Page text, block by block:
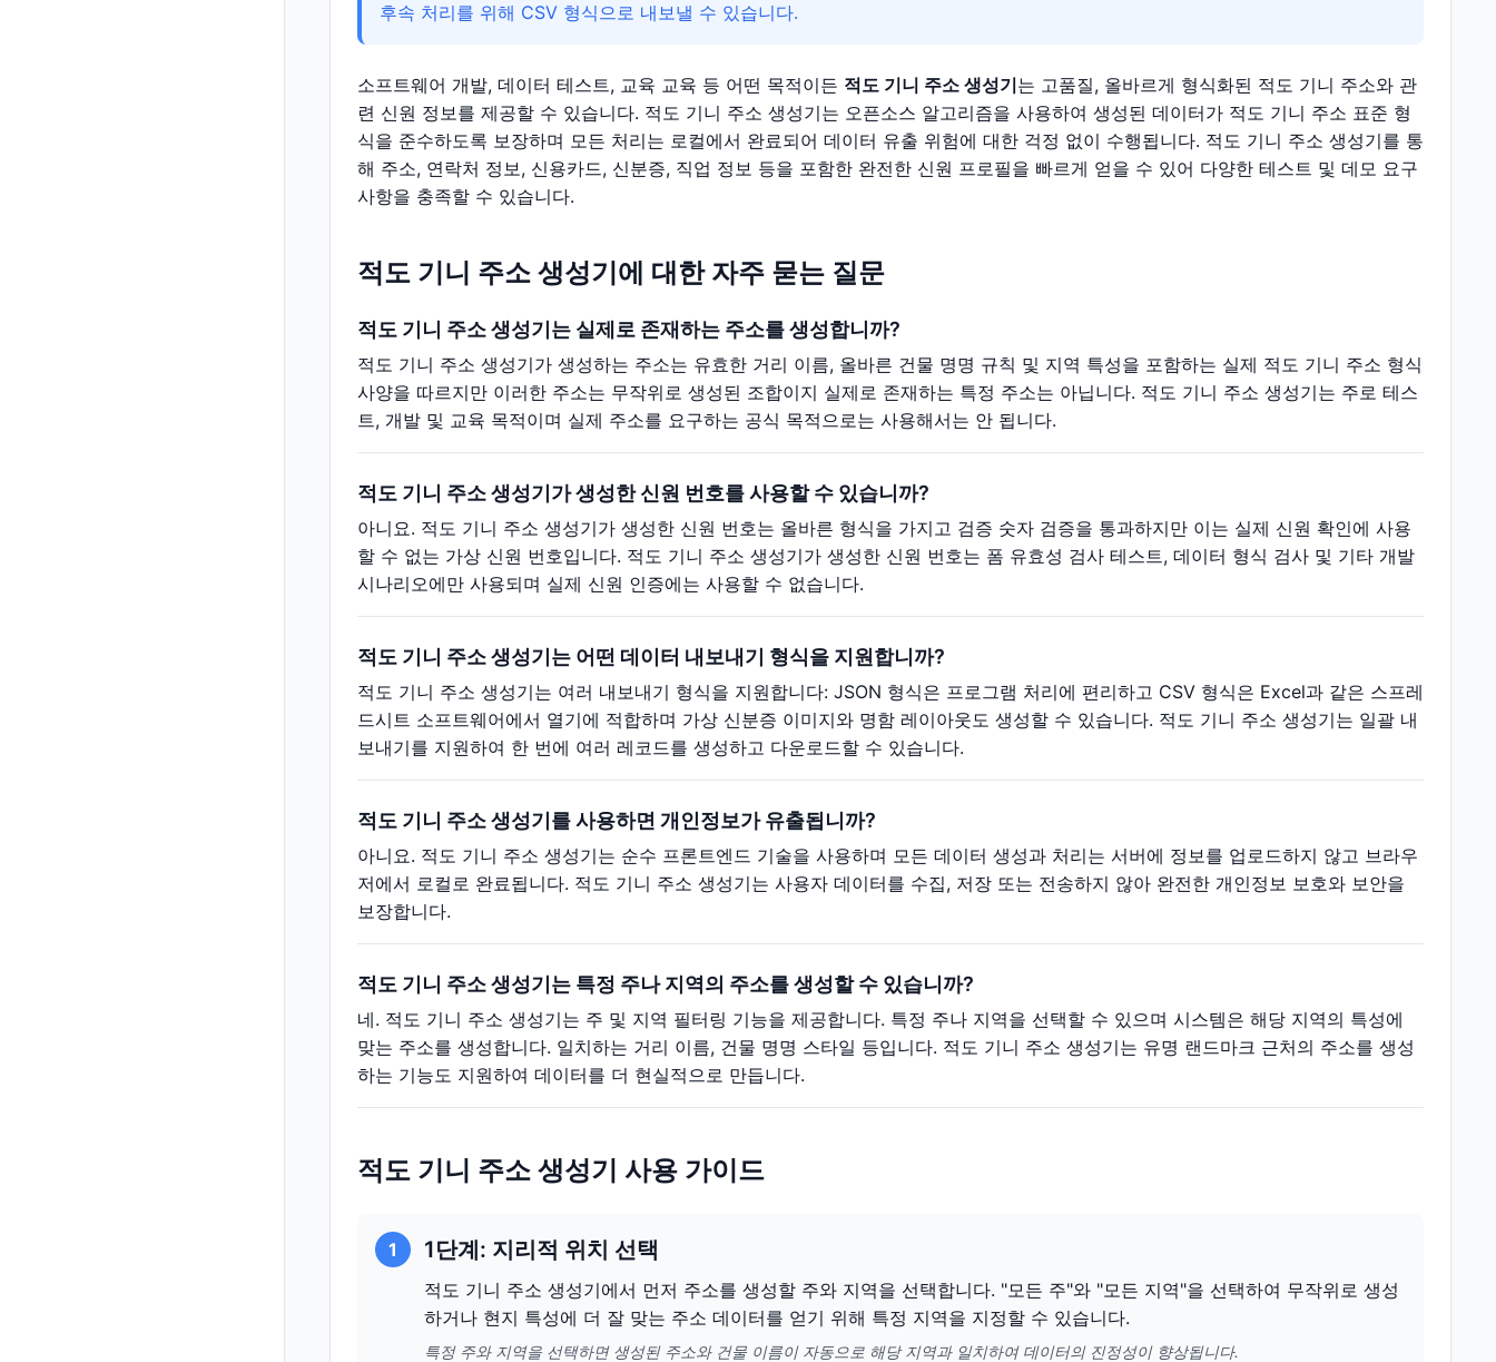
후속 처리를 위해 CSV 형식으로 내보낼 수 있습니다.
소프트웨어 개발, 데이터 테스트, 교육 교육 등 어떤 목적이든 적도 기니 주소 생성기는 고품질, 올바르게 형식화된 적도 기니 주소와 관
련 신원 정보를 제공할 수 있습니다. 적도 기니 주소 생성기는 오픈소스 알고리즘을 사용하여 생성된 데이터가 적도 기니 주소 표준 형
식을 준수하도록 보장하며 모든 처리는 로컬에서 완료되어 데이터 유출 위험에 대한 걱정 없이 수행됩니다. 적도 기니 주소 생성기를 통
해 주소, 연락처 정보, 신용카드, 신분증, 직업 정보 등을 포함한 완전한 신원 프로필을 빠르게 얻을 수 있어 다양한 테스트 및 데모 요구
사항을 충족할 수 있습니다.
적도 기니 주소 생성기에 대한 자주 묻는 질문
적도 기니 주소 생성기는 실제로 존재하는 주소를 생성합니까?
적도 기니 주소 생성기가 생성하는 주소는 유효한 거리 이름, 올바른 건물 명명 규칙 및 지역 특성을 포함하는 실제 적도 기니 주소 형식
사양을 따르지만 이러한 주소는 무작위로 생성된 조합이지 실제로 존재하는 특정 주소는 아닙니다. 적도 기니 주소 생성기는 주로 테스
트, 개발 및 교육 목적이며 실제 주소를 요구하는 공식 목적으로는 사용해서는 안 됩니다.
적도 기니 주소 생성기가 생성한 신원 번호를 사용할 수 있습니까?
아니요. 적도 기니 주소 생성기가 생성한 신원 번호는 올바른 형식을 가지고 검증 숫자 검증을 통과하지만 이는 실제 신원 확인에 사용
할 수 없는 가상 신원 번호입니다. 적도 기니 주소 생성기가 생성한 신원 번호는 폼 유효성 검사 테스트, 데이터 형식 검사 및 기타 개발
시나리오에만 사용되며 실제 신원 인증에는 사용할 수 없습니다.
적도 기니 주소 생성기는 어떤 데이터 내보내기 형식을 지원합니까?
적도 기니 주소 생성기는 여러 내보내기 형식을 지원합니다: JSON 형식은 프로그램 처리에 편리하고 CSV 형식은 Excel과 같은 스프레
드시트 소프트웨어에서 열기에 적합하며 가상 신분증 이미지와 명함 레이아웃도 생성할 수 있습니다. 적도 기니 주소 생성기는 일괄 내
보내기를 지원하여 한 번에 여러 레코드를 생성하고 다운로드할 수 있습니다.
적도 기니 주소 생성기를 사용하면 개인정보가 유출됩니까?
아니요. 적도 기니 주소 생성기는 순수 프론트엔드 기술을 사용하며 모든 데이터 생성과 처리는 서버에 정보를 업로드하지 않고 브라우
저에서 로컬로 완료됩니다. 적도 기니 주소 생성기는 사용자 데이터를 수집, 저장 또는 전송하지 않아 완전한 개인정보 보호와 보안을
보장합니다.
적도 기니 주소 생성기는 특정 주나 지역의 주소를 생성할 수 있습니까?
네. 적도 기니 주소 생성기는 주 및 지역 필터링 기능을 제공합니다. 특정 주나 지역을 선택할 수 있으며 시스템은 해당 지역의 특성에
맞는 주소를 생성합니다. 일치하는 거리 이름, 건물 명명 스타일 등입니다. 적도 기니 주소 생성기는 유명 랜드마크 근처의 주소를 생성
하는 기능도 지원하여 데이터를 더 현실적으로 만듭니다.
적도 기니 주소 생성기 사용 가이드
1 1단계: 지리적 위치 선택
적도 기니 주소 생성기에서 먼저 주소를 생성할 주와 지역을 선택합니다. "모든 주"와 "모든 지역"을 선택하여 무작위로 생성
하거나 현지 특성에 더 잘 맞는 주소 데이터를 얻기 위해 특정 지역을 지정할 수 있습니다.
특정 주와 지역을 선택하면 생성된 주소와 건물 이름이 자동으로 해당 지역과 일치하여 데이터의 진정성이 향상됩니다.